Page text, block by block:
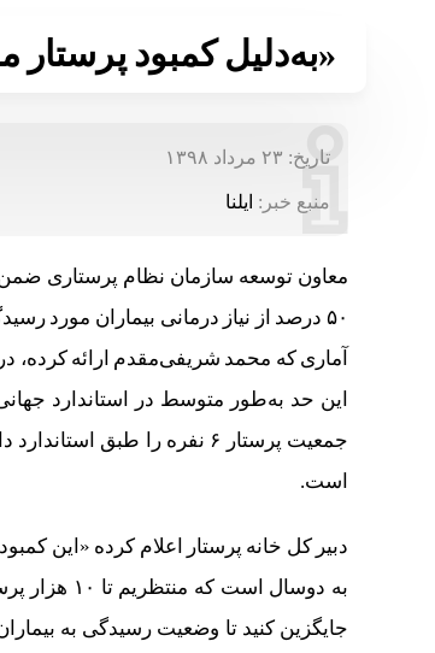
«به‌دلیل کمبود
تاریخ: ۲۳ مرداد ۱۳۹۸
منبع خبر: ایلنا
معاون توسعه سازمان نظام پرستاری ضمن
۵۰ درصد از نیاز درمانی بیماران
است.